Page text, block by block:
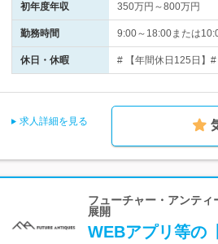
初年度年収 350万円～800万円
勤務時間 9:00～18:00または
休日・休暇 # 【年間休日125日】
求人詳細を見る
フューチャー・アンテ
展開
WEBアプリ等の